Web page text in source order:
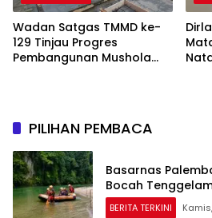
Wadan Satgas TMMD ke-
129 Tinjau Progres
Pembangunan Mushola
PILIHAN PEMBACA
Basarnas
Bocah
BERITA TERKINI